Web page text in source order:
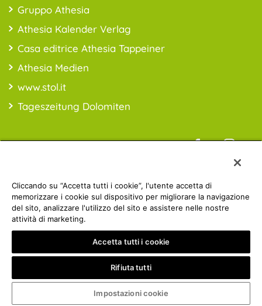
Gruppo Athesia
Athesia Kalender Verlag
Casa editrice Athesia Tappeiner
Athesia Medien
www.stol.it
Tageszeitung Dolomiten
spese di spedizioni escluse
Athesia Gruppe | © 2019 ATHESIA BUCH | MwSt.-Nr.:
IT00853860211
Privacy policy
Impressum
mady by
Cliccando su “Accetta tutti i cookie”, l'utente accetta di
memorizzare i cookie sul dispositivo per migliorare la navigazione
del sito, analizzare l'utilizzo del sito e assistere nelle nostre
attività di marketing.
Accetta tutti i cookie
Rifiuta tutti
Impostazioni cookie